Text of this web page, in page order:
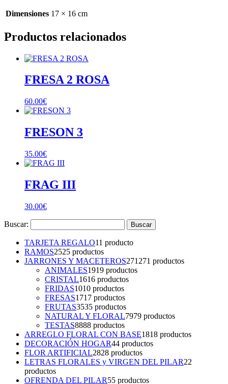
Dimensiones 17 × 16 cm
Productos relacionados
FRESA 2 ROSA
60.00€
FRESON 3
35.00€
FRAG III
30.00€
Buscar:
TARJETA REGALO11 producto
RAMOS2525 productos
JARRONES Y MACETEROS271 271 productos
ANIMALES1919 productos
CRISTAL1616 productos
FRIDAS1010 productos
FRESAS1717 productos
FRUTAS3535 productos
NATURAL Y FLORAL7979 productos
TESTAS8888 productos
ARREGLO FLORAL CON BASE1818 productos
DECORACIÓN HOGAR44 productos
FLOR ARTIFICIAL2828 productos
LETRAS FLORALES y VIRGEN DEL PILAR22
productos
OFRENDA DEL PILAR55 productos